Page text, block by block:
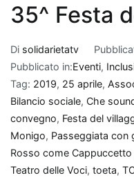
35^ Festa
Di solidarietatv
Pubblicato in:Eventi,
Tag: 2019, 25 aprile,
Bilancio sociale, Che
convegno, Festa del
Monigo, Passeggiata con
Rosso come Cappuccetto
Teatro delle Voci, toeta,